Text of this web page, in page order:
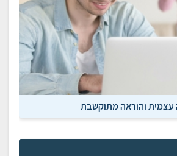
עצמית והוראה מתוקשבת